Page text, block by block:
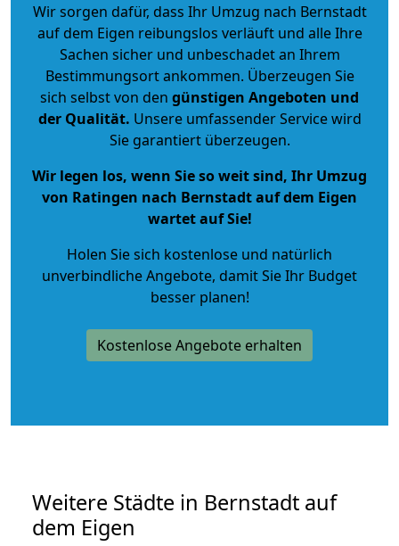
Wir sorgen dafür, dass Ihr Umzug nach Bernstadt
auf dem Eigen reibungslos verläuft und alle Ihre
Sachen sicher und unbeschadet an Ihrem
Bestimmungsort ankommen. Überzeugen Sie
sich selbst von den günstigen Angeboten und
der Qualität. Unsere umfassender Service wird
Sie garantiert überzeugen.
Wir legen los, wenn Sie so weit sind, Ihr Umzug
von Ratingen nach Bernstadt auf dem Eigen
wartet auf Sie!
Holen Sie sich kostenlose und natürlich
unverbindliche Angebote, damit Sie Ihr Budget
besser planen!
Kostenlose Angebote erhalten
Weitere Städte in Bernstadt auf
dem Eigen